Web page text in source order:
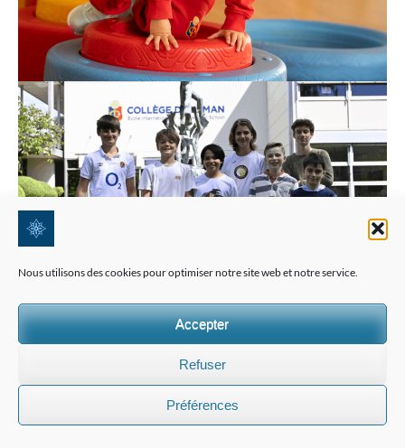
Nous utilisons des cookies pour optimiser notre site web et notre service.
Accepter
Refuser
Préférences